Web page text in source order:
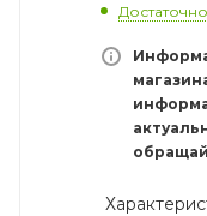
Достаточно